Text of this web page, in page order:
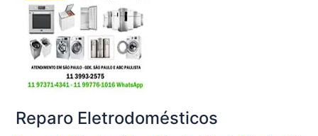
Reparo Eletrodomésticos